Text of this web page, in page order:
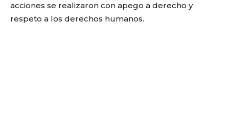
acciones se realizaron con apego a derecho y
respeto a los derechos humanos.